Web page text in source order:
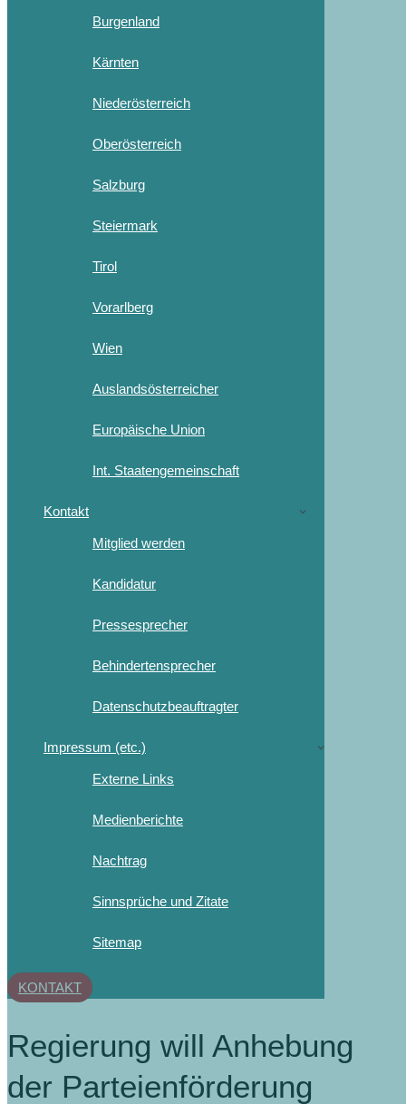
Burgenland
Kärnten
Niederösterreich
Oberösterreich
Salzburg
Steiermark
Tirol
Vorarlberg
Wien
Auslandsösterreicher
Europäische Union
Int. Staatengemeinschaft
Kontakt
Mitglied werden
Kandidatur
Pressesprecher
Behindertensprecher
Datenschutzbeauftragter
Impressum (etc.)
Externe Links
Medienberichte
Nachtrag
Sinnsprüche und Zitate
Sitemap
KONTAKT
Regierung will Anhebung
der Parteienförderung